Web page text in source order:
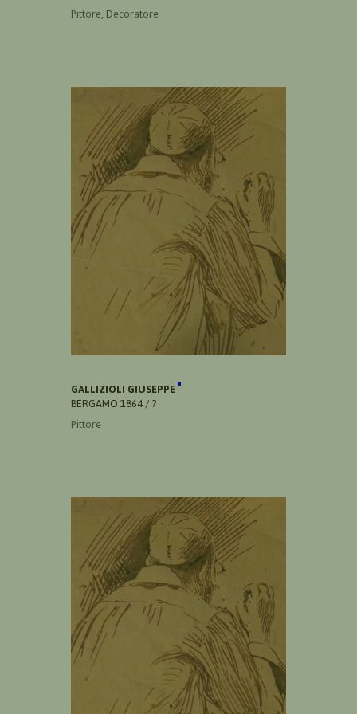
Pittore, Decoratore
GALLIZIOLI GIUSEPPE
BERGAMO 1864 / ?
Pittore